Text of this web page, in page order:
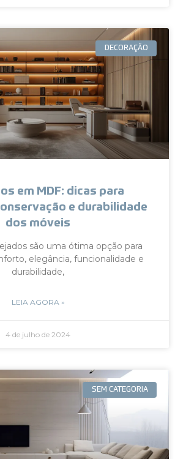
DECORAÇÃO
em MDF: dicas para
e durabilidade
dos móveis
são uma ótima opção para
elegância, funcionalidade e
durabilidade,
LEIA AGORA »
4 de julho de 2024
SEM CATEGORIA